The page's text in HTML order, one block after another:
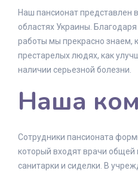
Наш пансионат представлен
областях Украины.
работы мы прекрасно знаем,
престарелых людях, как
наличии серьезной болезни.
Наша
Сотрудники пансионата
который входят врачи общей
санитарки и сиделки. В